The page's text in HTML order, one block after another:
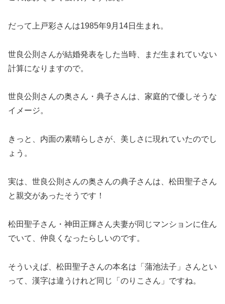
だって上戸彩さんは1985年9月14日生まれ。
世良公則さんが結婚発表をした当時、まだ生まれていない
計算になりますので。
世良公則さんの奥さん・典子さんは、家庭的で優しそうな
イメージ。
きっと、内面の素晴らしさが、美しさに現れていたのでし
ょう。
実は、世良公則さんの奥さんの典子さんは、松田聖子さん
と親交があったそうです！
松田聖子さん・神田正輝さん夫妻が同じマンションに住ん
でいて、仲良くなったらしいのです。
そういえば、松田聖子さんの本名は「蒲池法子」さんとい
って、漢字は違うけれど同じ「のりこさん」ですね。